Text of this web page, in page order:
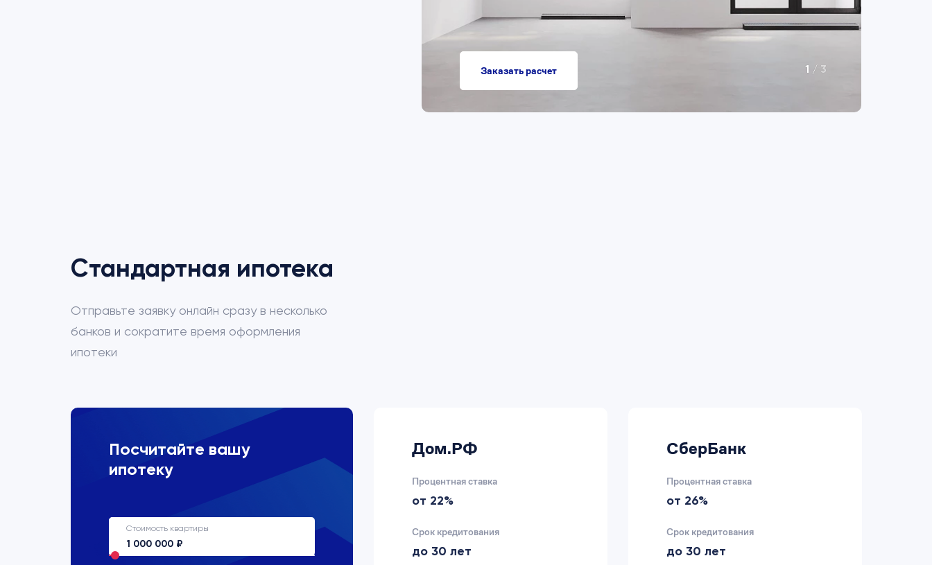
1 / 3
Заказать расчет
Стандартная ипотека
Отправьте заявку онлайн сразу в несколько
банков и сократите время оформления
ипотеки
Посчитайте вашу
ипотеку
Стоимость квартиры
ВТБ
Процентная ставка
Срок кредитования
до 30 лет
Дом.РФ
Процентная ставка
от 22%
Срок кредитования
до 30 лет
СберБанк
Процентная ставка
от 26%
Срок кредитования
до 30 лет